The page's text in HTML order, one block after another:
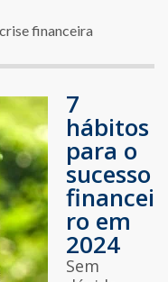
financeira
7
hábitos
para o
sucesso
financei
ro em
2024
Sem